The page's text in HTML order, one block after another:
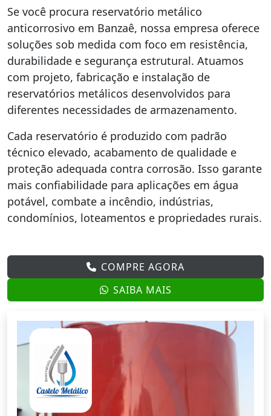
Se você procura reservatório metálico
anticorrosivo em Banzaê, nossa empresa oferece
soluções sob medida com foco em resistência,
durabilidade e segurança estrutural. Atuamos
com projeto, fabricação e instalação de
reservatórios metálicos desenvolvidos para
diferentes necessidades de armazenamento.
Cada reservatório é produzido com padrão
técnico elevado, acabamento de qualidade e
proteção adequada contra corrosão. Isso garante
mais confiabilidade para aplicações em água
potável, combate a incêndio, indústrias,
condomínios, loteamentos e propriedades rurais.
COMPRE AGORA
SAIBA MAIS